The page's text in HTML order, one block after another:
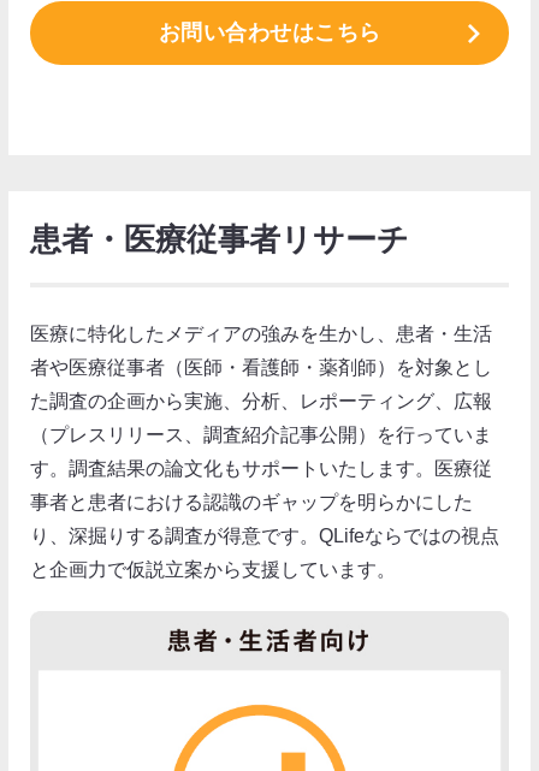
お問い合わせはこちら
患者・医療従事者リサーチ
医療に特化したメディアの強みを生かし、患者・生活
者や医療従事者（医師・看護師・薬剤師）を対象とし
た調査の企画から実施、分析、レポーティング、広報
（プレスリリース、調査紹介記事公開）を行っていま
す。調査結果の論文化もサポートいたします。医療従
事者と患者における認識のギャップを明らかにした
り、深掘りする調査が得意です。QLifeならではの視点
と企画力で仮説立案から支援しています。